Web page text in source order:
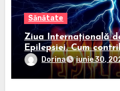
Sănătate
Ziua Internațională
Epilepsiei. Cum
informarea și
diagnosticate
Dorina iunie 30,